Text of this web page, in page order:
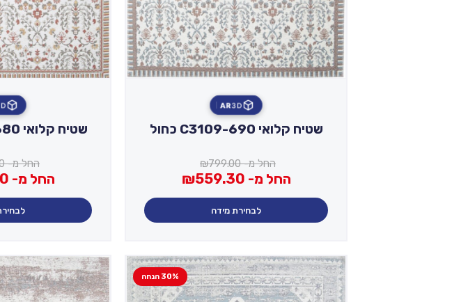
3D
AR
שטיח קלואי C3109-690 כחול
החל מ- ₪799.00
החל מ- ₪559.30
לבחירת מידה
שטיח קלואי C3109-680 כתום
החל מ-
החל מ-
30% הנחה